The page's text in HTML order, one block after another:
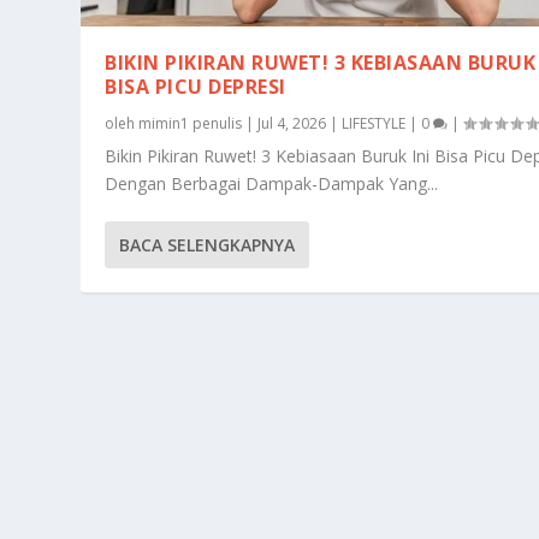
BIKIN PIKIRAN RUWET! 3 KEBIASAAN
BISA PICU DEPRESI
oleh mimin1 penulis Jul 4, 2026 LIFESTYLE 0 |
Bikin Pikiran Ruwet! 3 Kebiasaan Buruk Ini Bisa Picu
Dengan Berbagai Dampak-Dampak Yang...
BACA SELENGKAPNYA